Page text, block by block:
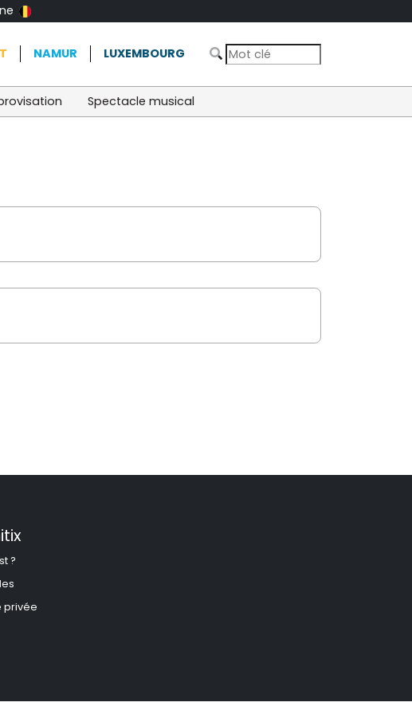
NAMUR LUXEMBOURG
Spectacle musical
?
privée